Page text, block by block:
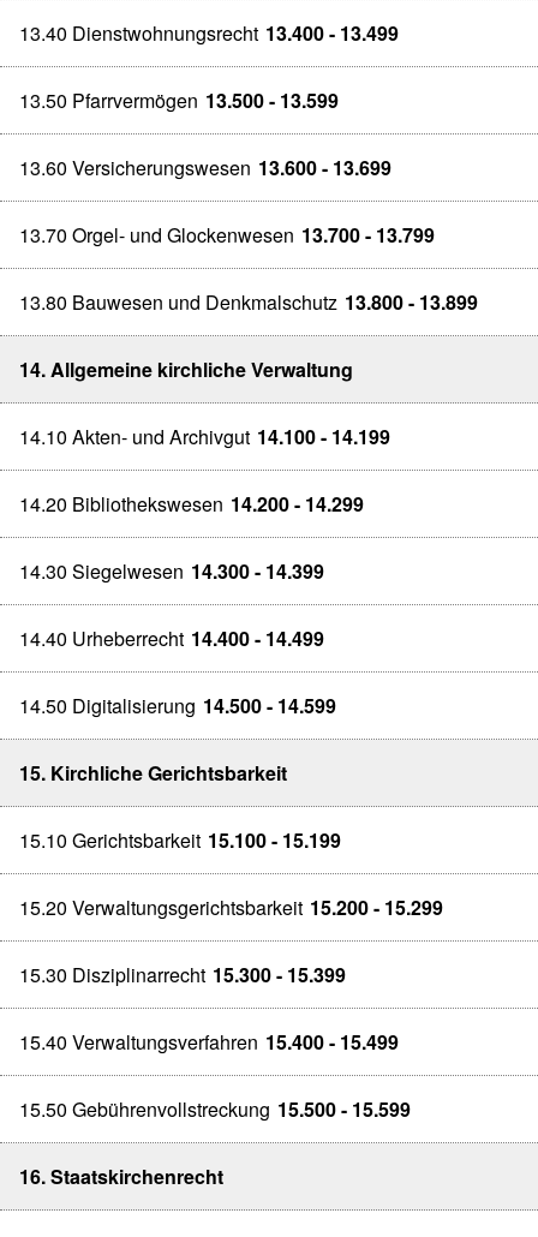
13.40 Dienstwohnungsrecht 13.400 - 13.499
13.50 Pfarrvermögen 13.500 - 13.599
13.60 Versicherungswesen 13.600 - 13.699
13.70 Orgel- und Glockenwesen 13.700 - 13.799
13.80 Bauwesen und Denkmalschutz 13.800 - 13.899
14. Allgemeine kirchliche Verwaltung
14.10 Akten- und Archivgut 14.100 - 14.199
14.20 Bibliothekswesen 14.200 - 14.299
14.30 Siegelwesen 14.300 - 14.399
14.40 Urheberrecht 14.400 - 14.499
14.50 Digitalisierung 14.500 - 14.599
15. Kirchliche Gerichtsbarkeit
15.10 Gerichtsbarkeit 15.100 - 15.199
15.20 Verwaltungsgerichtsbarkeit 15.200 - 15.299
15.30 Disziplinarrecht 15.300 - 15.399
15.40 Verwaltungsverfahren 15.400 - 15.499
15.50 Gebührenvollstreckung 15.500 - 15.599
16. Staatskirchenrecht